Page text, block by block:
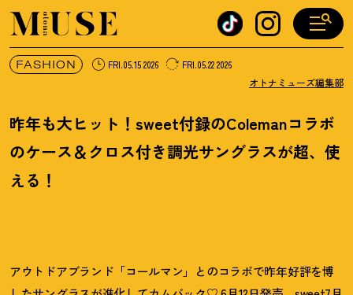
オトナミューズ ウェブ
FASHION FRI.05.15 2026 FRI.05.22 2026
オトナミューズ編集部
昨年も大ヒット ！ sweet付録のColemanコラボ
のケース＆クロス付き調光サングラスが超、使
える ！
アウトドアブランド「コールマン」とのコラボで昨年好評を博